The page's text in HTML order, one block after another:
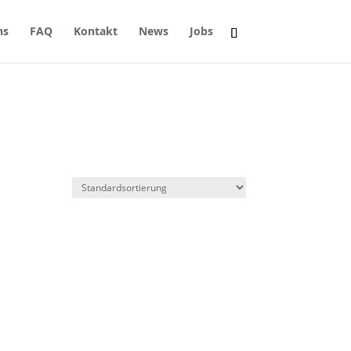
FAQ Kontakt News Jobs